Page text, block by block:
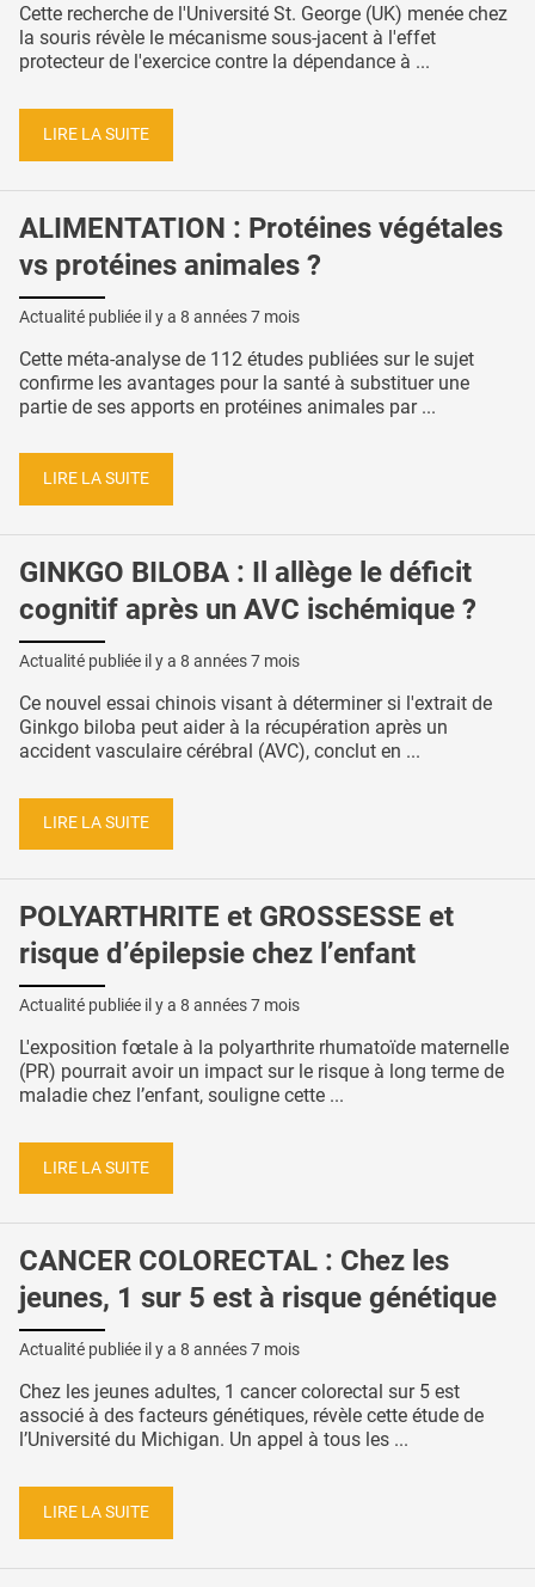
Cette recherche de l'Université St. George (UK) menée chez
la souris révèle le mécanisme sous-jacent à l'effet
protecteur de l'exercice contre la dépendance à ...
LIRE LA SUITE
ALIMENTATION : Protéines végétales
vs protéines animales ?
Actualité publiée il y a 8 années 7 mois
Cette méta-analyse de 112 études publiées sur le sujet
confirme les avantages pour la santé à substituer une
partie de ses apports en protéines animales par ...
LIRE LA SUITE
GINKGO BILOBA : Il allège le déficit
cognitif après un AVC ischémique ?
Actualité publiée il y a 8 années 7 mois
Ce nouvel essai chinois visant à déterminer si l'extrait de
Ginkgo biloba peut aider à la récupération après un
accident vasculaire cérébral (AVC), conclut en ...
LIRE LA SUITE
POLYARTHRITE et GROSSESSE et
risque d’épilepsie chez l’enfant
Actualité publiée il y a 8 années 7 mois
L'exposition fœtale à la polyarthrite rhumatoïde maternelle
(PR) pourrait avoir un impact sur le risque à long terme de
maladie chez l’enfant, souligne cette ...
LIRE LA SUITE
CANCER COLORECTAL : Chez les
jeunes, 1 sur 5 est à risque génétique
Actualité publiée il y a 8 années 7 mois
Chez les jeunes adultes, 1 cancer colorectal sur 5 est
associé à des facteurs génétiques, révèle cette étude de
l’Université du Michigan. Un appel à tous les ...
LIRE LA SUITE